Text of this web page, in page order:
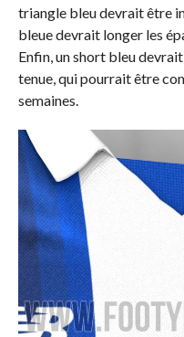
triangle bleu devrait être
bleue devrait longer les
Enfin, un short bleu
tenue, qui pourrait être
semaines.